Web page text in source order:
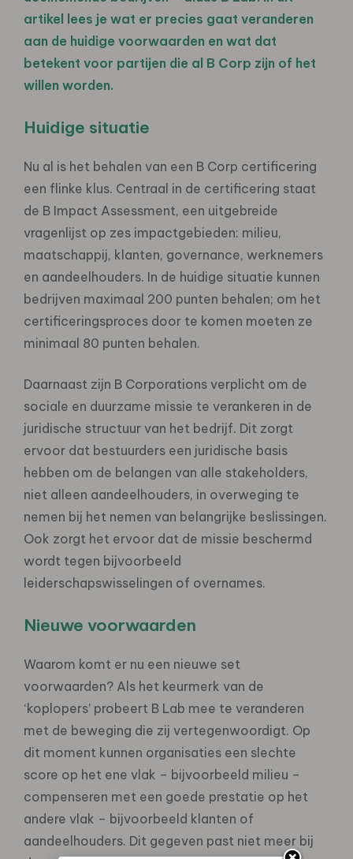
artikel lees je wat er precies gaat veranderen
aan de huidige voorwaarden en wat dat
betekent voor partijen die al B Corp zijn of het
willen worden.
Huidige situatie
Nu al is het behalen van een B Corp certificering
een flinke klus. Centraal in de certificering staat
de B Impact Assessment, een uitgebreide
vragenlijst op zes impactgebieden: milieu,
maatschappij, klanten, governance, werknemers
en aandeelhouders. In de huidige situatie kunnen
bedrijven maximaal 200 punten behalen; om het
certificeringsproces door te komen moeten ze
minimaal 80 punten behalen.
Daarnaast zijn B Corporations verplicht om de
sociale en duurzame missie te verankeren in de
juridische structuur van het bedrijf. Dit zorgt
ervoor dat bestuurders een juridische basis
hebben om de belangen van alle stakeholders,
niet alleen aandeelhouders, in overweging te
nemen bij het nemen van belangrijke beslissingen.
Ook zorgt het ervoor dat de missie beschermd
wordt tegen bijvoorbeeld
leiderschapswisselingen of overnames.
Nieuwe voorwaarden
Waarom komt er nu een nieuwe set
voorwaarden? Als het keurmerk van de
‘koplopers’ probeert B Lab mee te veranderen
met de beweging die zij vertegenwoordigt. Op
dit moment kunnen organisaties een slechte
score op het ene vlak – bijvoorbeeld milieu –
compenseren met een goede prestatie op het
andere vlak – bijvoorbeeld klanten of
aandeelhouders. Dit gegeven past niet meer bij